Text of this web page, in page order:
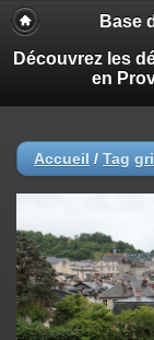
Base
Découvrez les
en
Accueil / Tag